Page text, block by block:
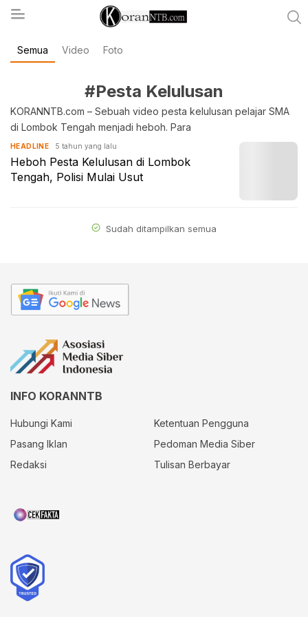
koranntb.com
Semua Video Foto
#Pesta Kelulusan
KORANNTB.com – Sebuah video pesta kelulusan pelajar SMA
di Lombok Tengah menjadi heboh. Para
HEADLINE 5 tahun yang lalu
Heboh Pesta Kelulusan di Lombok
Tengah, Polisi Mulai Usut
Sudah ditampilkan semua
INFO KORANNTB
Hubungi Kami
Ketentuan Pengguna
Pasang Iklan
Pedoman Media Siber
Redaksi
Tulisan Berbayar